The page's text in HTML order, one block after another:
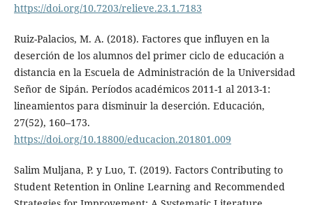
https://doi.org/10.7203/relieve.23.1.7183
Ruiz-Palacios, M. A. (2018). Factores que influyen en la
deserción de los alumnos del primer ciclo de educación a
distancia en la Escuela de Administración de la Universidad
Señor de Sipán. Períodos académicos 2011-1 al 2013-1:
lineamientos para disminuir la deserción. Educación,
27(52), 160–173.
https://doi.org/10.18800/educacion.201801.009
Salim Muljana, P. y Luo, T. (2019). Factors Contributing to
Student Retention in Online Learning and Recommended